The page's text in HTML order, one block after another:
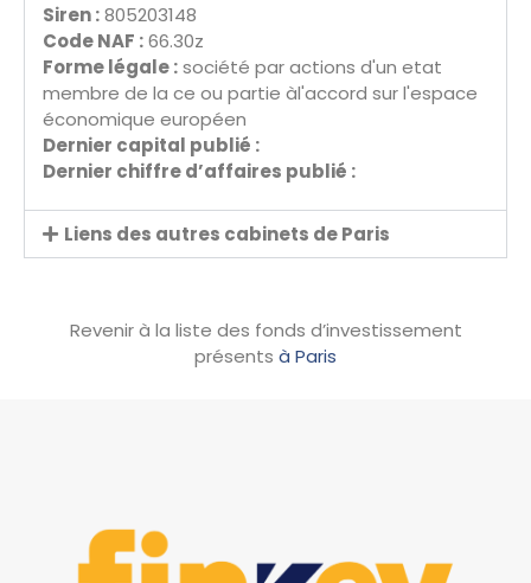
Siren :805203148
Code NAF :66.30z
Forme légale :société par actions d'un etat
membre de la ce ou partie àl'accord sur l'espace
économique européen
Dernier capital publié :
Dernier chiffre d’affaires publié :
Liens des autres cabinets de Paris
Revenir à la liste des fonds d’investissement
présents à Paris